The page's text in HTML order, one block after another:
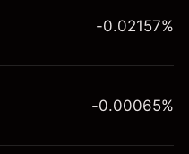
CFD.
με:
-0.02157%
-0.00065%